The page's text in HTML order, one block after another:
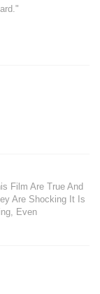
Film Are True And
Are Shocking It Is
Even